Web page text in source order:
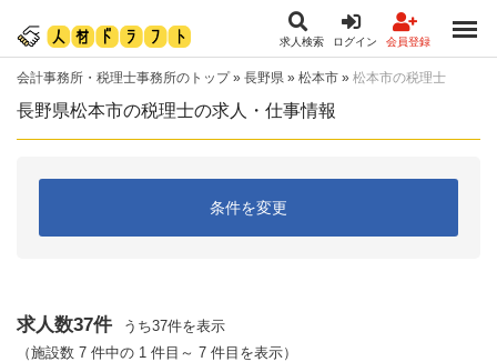
求人検索 ログイン 会員登録
会計事務所・税理士事務所のトップ» 長野県 » 松本市 » 松本市の税理士
長野県松本市の税理士の求人・仕事情報
条件を変更
求人数37件
うち37件を表示
（施設数 7 件中の 1 件目～ 7 件目を表示）